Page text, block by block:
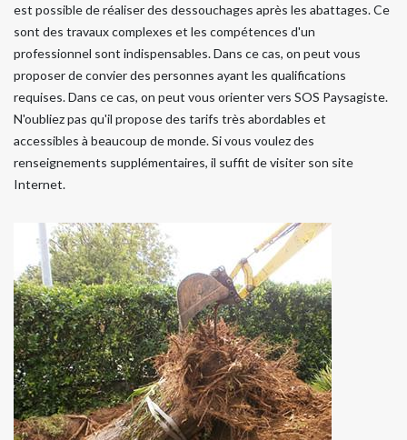
est possible de réaliser des dessouchages après les abattages. Ce
sont des travaux complexes et les compétences d'un
professionnel sont indispensables. Dans ce cas, on peut vous
proposer de convier des personnes ayant les qualifications
requises. Dans ce cas, on peut vous orienter vers SOS Paysagiste.
N'oubliez pas qu'il propose des tarifs très abordables et
accessibles à beaucoup de monde. Si vous voulez des
renseignements supplémentaires, il suffit de visiter son site
Internet.